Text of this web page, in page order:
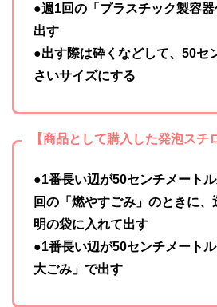
●週1回の「プラスチック製容
出す
●出す際は砕くなどして、50セ
さいサイズにする
【商品として購入した発泡スチ
●1番長い辺が50センチメート
回の「燃やすごみ」のときに
明の袋に入れて出す
●1番長い辺が50センチメート
大ごみ」で出す